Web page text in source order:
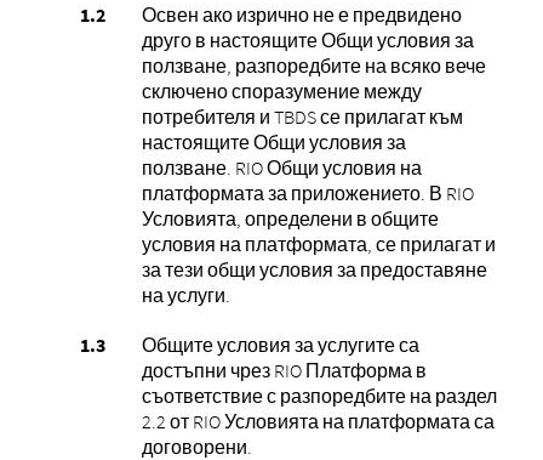
Освен ако изрично не е предвидено
друго в настоящите Общи условия за
ползване, разпоредбите на всяко вече
сключено споразумение между
потребителя и TBDS се прилагат към
настоящите Общи условия за
ползване. RIO Общи условия на
платформата за приложението. В RIO
Условията, определени в общите
условия на платформата, се прилагат и
за тези общи условия за предоставяне
на услуги.
Общите условия за услугите са
достъпни чрез RIO Платформа в
съответствие с разпоредбите на раздел
2.2 от RIO Условията на платформата са
договорени.